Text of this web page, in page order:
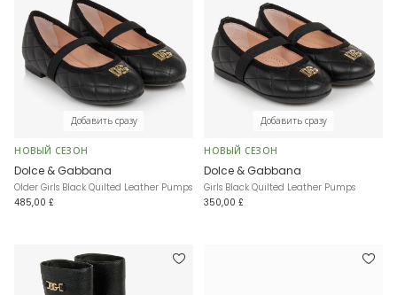
Добавить сразу
НОВЫЙ СЕЗОН
Dolce & Gabbana
Older Girls Black Quilted Leather Pumps
485,00 £
Добавить сразу
НОВЫЙ СЕЗОН
Dolce & Gabbana
Girls Black Quilted Leather Pumps
350,00 £